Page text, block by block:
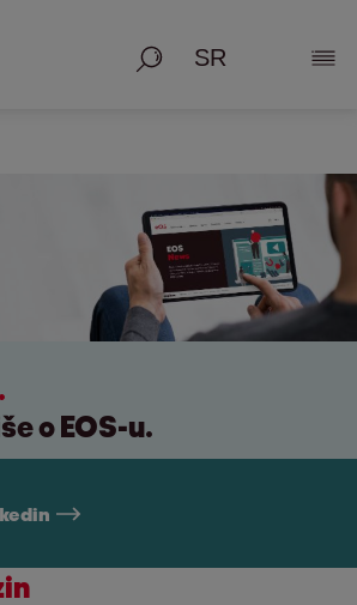
Pretraga
o EOS-u.